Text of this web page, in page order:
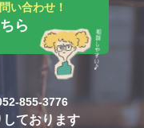
い合わせ！
ら
855-3776
ております